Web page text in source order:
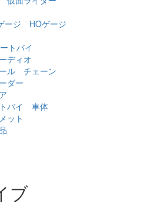
ージ HOゲージ
トバイ
ディオ
ル チェーン
ダー
バイ 車体
ット
ブ